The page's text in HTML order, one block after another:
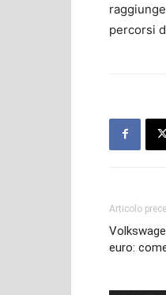
percorsi
Articolo
euro: